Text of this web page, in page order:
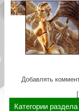
Добавлять
[
Категории раздела